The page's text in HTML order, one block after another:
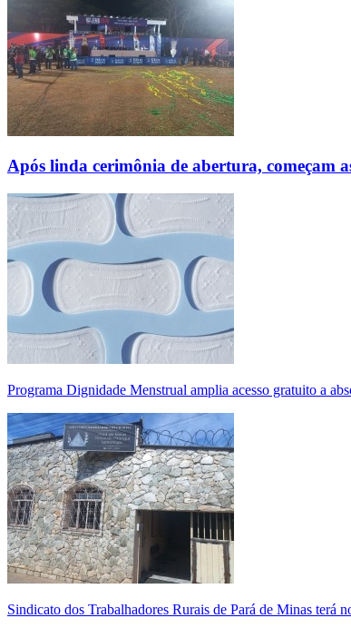
Após linda cerimônia de abertura, começam
Programa Dignidade Menstrual amplia acesso gratuito a
Sindicato dos Trabalhadores Rurais de Pará de Minas terá